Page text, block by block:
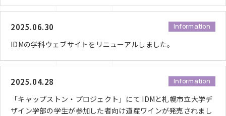
2025.06.30 Information
IDMの学科ウェブサイトをリニューアルしました。
2025.04.28 Information
「キャップストン・プロジェクト」にて IDMと札幌市立大学デ
ザイン学部の学生が参加した者向け道産ワインが発売されまし